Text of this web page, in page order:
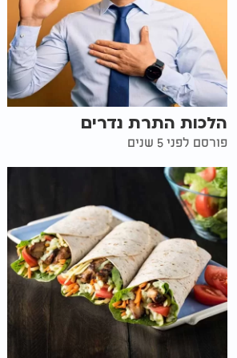
הלכות התרת נדרים
פורסם לפני 5 שנים